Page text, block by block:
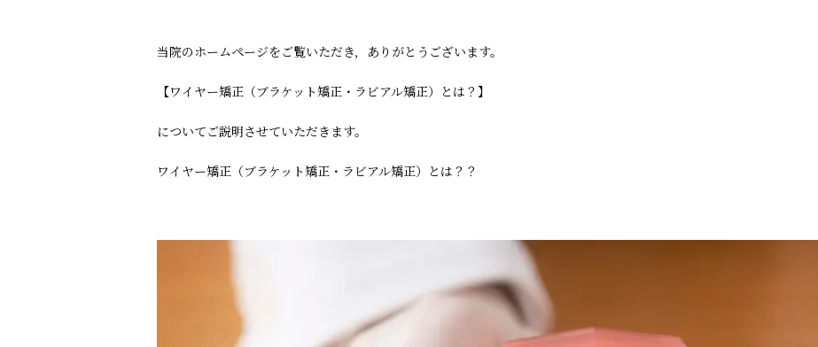
当院のホームページをご覧いただき，ありがとうございます。
【ワイヤー矯正（ブラケット矯正・ラビアル矯正）とは？】
についてご説明させていただきます。
ワイヤー矯正（ブラケット矯正・ラビアル矯正）とは？？